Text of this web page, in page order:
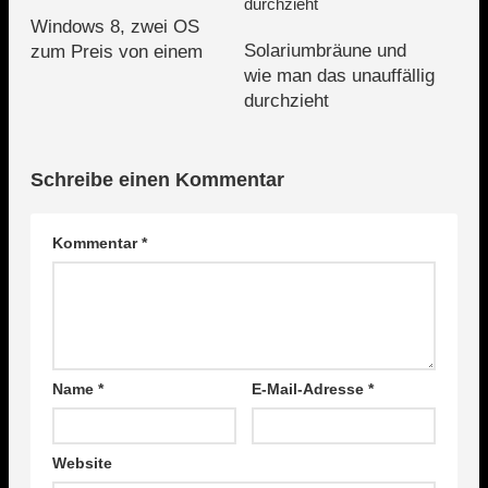
Windows 8, zwei OS
zum Preis von einem
Solariumbräune und
wie man das unauffällig
durchzieht
Schreibe einen Kommentar
Kommentar*
Name * E-Mail-Adresse*
Website